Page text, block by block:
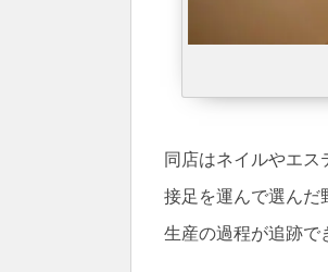
同店はネイルやエ
接足を運んで選んだ
生産の過程が追跡で